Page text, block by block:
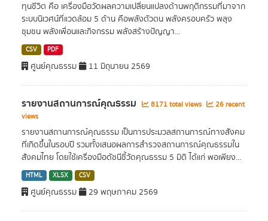
ทุนชีวิต คือ เครื่องมือวัดผลความเปลี่ยนแปลงด้านพฤติกรรมที่มาจาก
ระบบนิเวศน์ที่แวดล้อม 5 ด้าน คือพลังตัวตน พลังครอบครัว พลุง
ชุมชน พลังเพื่อนและกิจกรรม พลังสร้างปัญญา...
CSV PDF
ศูนย์คุณธรรม 11 มิถุนายน 2569
รายงานสถานการณ์คุณธรรม 8171 total views
26 recent
views
รายงานสถานการณ์คุณธรรม เป็นการประมวลสถานการณ์ทางสังคม
ที่เกิดขึ้นในรอบปี รวมทั้งเสนอผลการสำรวจสถานการณ์คุณธรรมใน
สังคมไทย โดยใช้เครื่องมือดัชนีชี้วัดคุณธรรม 5 มิติ ได้แก่ พอเพียง...
HTML XLSX CSV
ศูนย์คุณธรรม 29 พฤษภาคม 2569